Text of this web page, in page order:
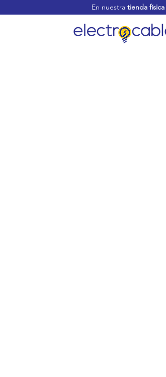
En nuestra tienda física